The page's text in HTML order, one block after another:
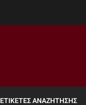
ΕΤΙΚΈΤΕΣ ΑΝΑΖΉΤΗΣΗΣ